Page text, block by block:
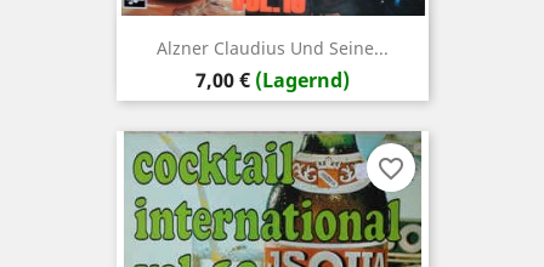
Alzner Claudius Und Seine...
Preis
7,00 € (Lagernd)
favorite_border